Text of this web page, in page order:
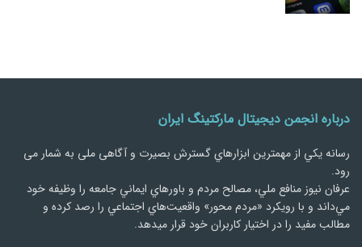
درباره انجمن دیجیتال مارکتینگ ایران
رسانه يكي از مهمترین ابزارهاي گسترش بصیرت و آگاهی ملی به شمار می
رود.
عرفان نیوز منافع ملي، مصالح مردم و باورهاي ايماني جامعه را وظيفه خود
مي‌داند و با رويكرد «مردم‌ محور» واقعيت‌هاي اجتماعي را رصد کرده و
مطالب مفید را در اختیار کاربران خود قرار میدهد.